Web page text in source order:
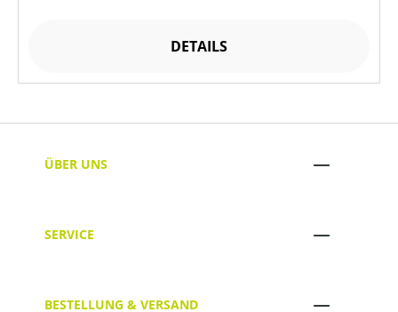
DETAILS
ÜBER UNS
SERVICE
BESTELLUNG & VERSAND